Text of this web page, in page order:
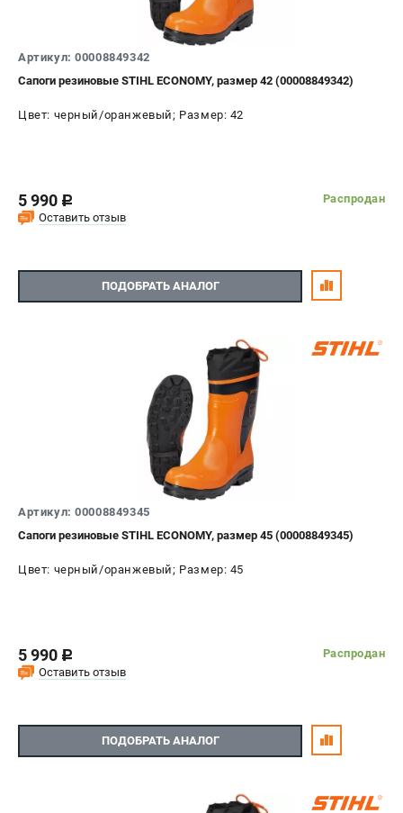
Артикул: 00008849342
Сапоги резиновые STIHL ECONOMY, размер 42 (00008849342)
Цвет: черный/оранжевый; Размер: 42
5 990 c
Распродан
Оставить отзыв
ПОДОБРАТЬ АНАЛОГ
Артикул: 00008849345
Сапоги резиновые STIHL ECONOMY, размер 45 (00008849345)
Цвет: черный/оранжевый; Размер: 45
5 990 c
Распродан
Оставить отзыв
ПОДОБРАТЬ АНАЛОГ